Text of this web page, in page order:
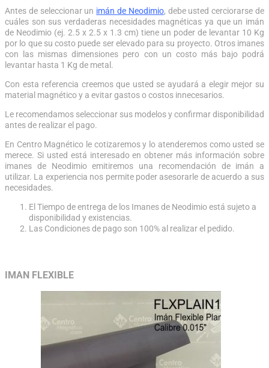
Antes de seleccionar un imán de Neodimio, debe usted cerciorarse de
cuáles son sus verdaderas necesidades magnéticas ya que un imán
de Neodimio (ej. 2.5 x 2.5 x 1.3 cm) tiene un poder de levantar 10 Kg
por lo que su costo puede ser elevado para su proyecto. Otros imanes
con las mismas dimensiones pero con un costo más bajo podrá
levantar hasta 1 Kg de metal.
Con esta referencia creemos que usted se ayudará a elegir mejor su
material magnético y a evitar gastos o costos innecesarios.
Le recomendamos seleccionar sus modelos y confirmar disponibilidad
antes de realizar el pago.
En Centro Magnético le cotizaremos y lo atenderemos como usted se
merece. Si usted está interesado en obtener más información sobre
imanes de Neodimio emitiremos una recomendación de imán a
utilizar. La experiencia nos permite poder asesorarle de acuerdo a sus
necesidades.
El Tiempo de entrega de los Imanes de Neodimio está sujeto a
disponibilidad y existencias.
Las Condiciones de pago son 100% al realizar el pedido.
IMAN FLEXIBLE